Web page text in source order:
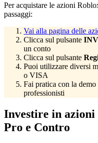
Per acquistare le azioni
passaggi:
Vai alla pagina delle
Clicca sul pulsante
un conto
Clicca sul pulsante
Puoi utilizzare diversi
o VISA
Fai pratica con la
professionisti
Investire in
Pro e Contro